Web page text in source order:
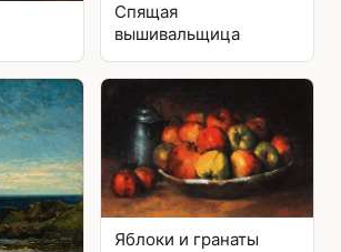
Спящая
вышивальщица
Яблоки и гранаты